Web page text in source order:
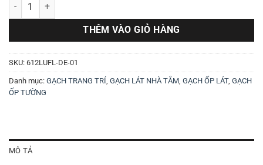
THÊM VÀO GIỎ HÀNG
SKU: 612LUFL-DE-01
Danh mục: GẠCH TRANG TRÍ, GẠCH LÁT NHÀ TẮM, GẠCH ỐP LÁT, GẠCH
ỐP TƯỜNG
MÔ TẢ